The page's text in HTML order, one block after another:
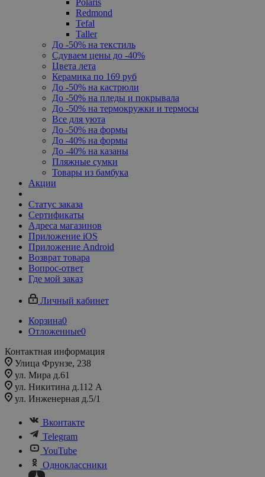
Redmond
Tefal
Taller
До -50% на текстиль
Сдуваем цены до -40%
Цвета лета
Керамика по 169 руб
До -50% на кастрюли
До -50% на пледы и покрывала
До -50% на термокружки и термосы
Все для уюта
До -50% на формы
До -40% на формы
До -40% на казаны
Пляжные сумки
Товары из бамбука
Акции
Статус заказа
Сертификаты
Адреса магазинов
Приложение iOS
Приложение Android
Возврат товара
Вопрос-ответ
Где мой заказ
Личный кабинет
Корзина0
Отложенные0
Контактная информация
Улица Фрунзе, 238​
ул. Мира д.61
ул. Никитина д.112 А
ул. Инженерная д.5/1
Вконтакте
Telegram
YouTube
Одноклассники